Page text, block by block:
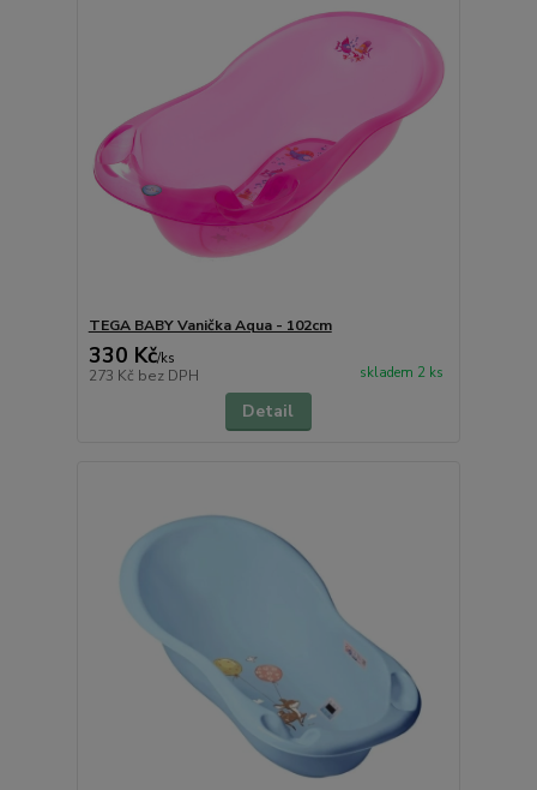
TEGA BABY Vanička Aqua - 102cm
330 Kč/ks
273 Kč bez DPH skladem 2 ks
Detail